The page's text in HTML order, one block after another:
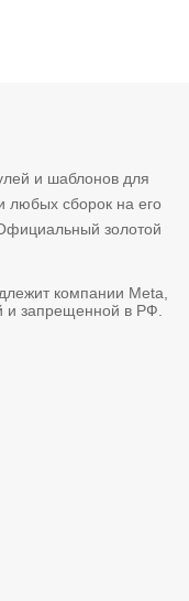
и шаблонов для
любых сборок на его
золотой
компании Meta,
и запрещенной в РФ.